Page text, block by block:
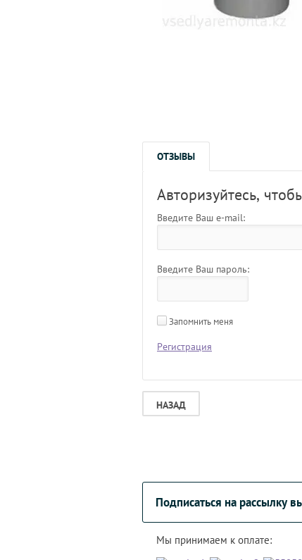
ОТЗЫВЫ
Авторизуйтесь,
Введите Ваш e-mail:
Введите Ваш пароль:
Запомнить меня
Регистрация
НАЗАД
Подписаться на рассылку
Мы принимаем к оплате: